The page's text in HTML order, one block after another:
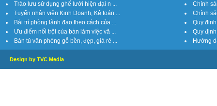
Trào lưu sử dụng ghế lưới hiện đại n ...
Tuyển nhân viên Kinh Doanh, Kê toán ...
Bài trí phòng lãnh đạo theo cách của ...
Ưu điểm nổi trội của bàn làm việc vă ...
Bán tủ văn phòng gỗ bền, đẹp, giá rẻ ...
Chính
Chính
Quy
Quy
Hướng
Design by TVC Media